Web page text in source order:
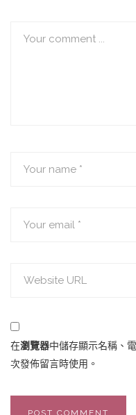
在瀏覽器中儲存顯示名稱、
次發佈留言時使用。